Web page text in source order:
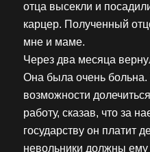
отца высекли и
карцер. Полученный
мне и маме.
Через два месяца
Она была очень больна.
возможности
работу, сказав, что за
государству он платит
невольники должны ему